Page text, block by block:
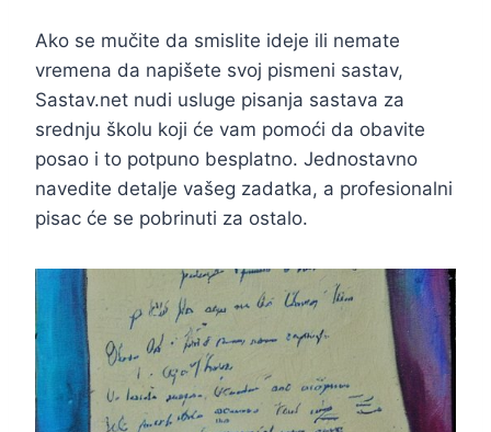
Ako se mučite da smislite ideje ili nemate
vremena da napišete svoj pismeni sastav,
Sastav.net nudi usluge pisanja sastava za
srednju školu koji će vam pomoći da obavite
posao i to potpuno besplatno. Jednostavno
navedite detalje vašeg zadatka, a profesionalni
pisac će se pobrinuti za ostalo.